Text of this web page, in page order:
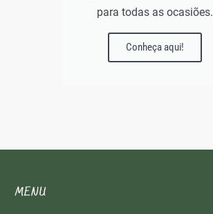
para todas as ocasiões.
Conheça aqui!
MENU